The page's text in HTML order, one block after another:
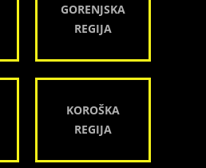
GORENJSKA
REGIJA
KOROŠKA
REGIJA